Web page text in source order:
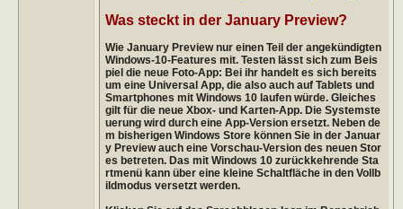
Was steckt in der January Preview?
Wie January Preview nur einen Teil der angekündigten
Windows-10-Features mit. Testen lässt sich zum Beis
piel die neue Foto-App: Bei ihr handelt es sich bereits
um eine Universal App, die also auch auf Tablets und
Smartphones mit Windows 10 laufen würde. Gleiches
gilt für die neue Xbox- und Karten-App. Die Systemste
uerung wird durch eine App-Version ersetzt. Neben de
m bisherigen Windows Store können Sie in der Januar
y Preview auch eine Vorschau-Version des neuen Stor
es betreten. Das mit Windows 10 zurückkehrende Sta
rtmenü kann über eine kleine Schaltfläche in den Vollb
ildmodus versetzt werden.